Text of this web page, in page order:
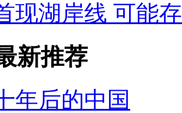
现湖岸线 可能
新推荐
年后的中国